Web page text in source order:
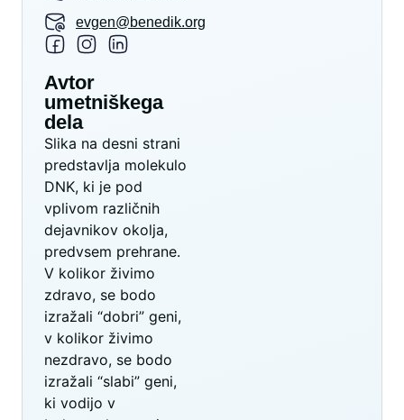
evgen@benedik.org
Avtor
umetniškega
dela
Slika na desni strani
predstavlja molekulo
DNK, ki je pod
vplivom različnih
dejavnikov okolja,
predvsem prehrane.
V kolikor živimo
zdravo, se bodo
izražali “dobri” geni,
v kolikor živimo
nezdravo, se bodo
izražali “slabi” geni,
ki vodijo v